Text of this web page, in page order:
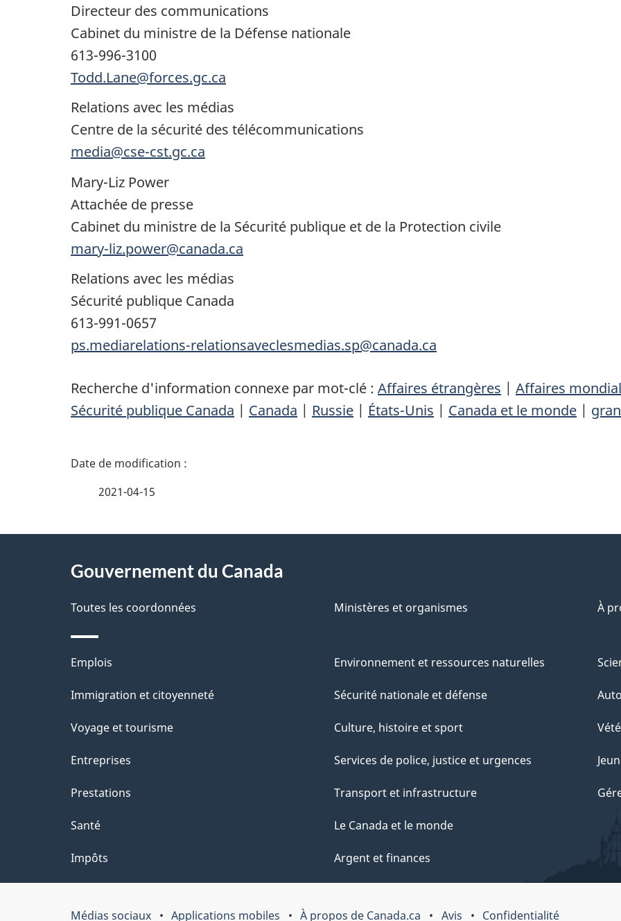
Directeur des communications
Cabinet du ministre de la Défense nationale
613-996-3100
Todd.Lane@forces.gc.ca
Relations avec les médias
Centre de la sécurité des télécommunications
media@cse-cst.gc.ca
Mary-Liz Power
Attachée de presse
Cabinet du ministre de la Sécurité publique et de la Protection civile
mary-liz.power@canada.ca
Relations avec les médias
Sécurité publique Canada
613-991-0657
ps.mediarelations-relationsaveclesmedias.sp@canada.ca
Recherche d'information connexe par mot-clé : Affaires étrangères | Affaires
Sécurité publique Canada | Canada | Russie | États-Unis | Canada et le monde |
D
a
s
d
e
l
a
p
a
g
2021-04-15
proposGouvernement du Canada
Toutes les coordonnées Ministères et organismes À
Thèmes
et
Emplois
Immigration et citoyenneté
Voyage et tourisme
Entreprises
Prestations
Santé
Impôts
Environnement et ressources naturelles
Sécurité nationale et défense
Culture, histoire et sport
Services de police, justice et urgences
Transport et infrastructure
Le Canada et le monde
Argent et finances
Médias sociaux Applications mobiles À propos de Canada.ca Avis Confidentialité